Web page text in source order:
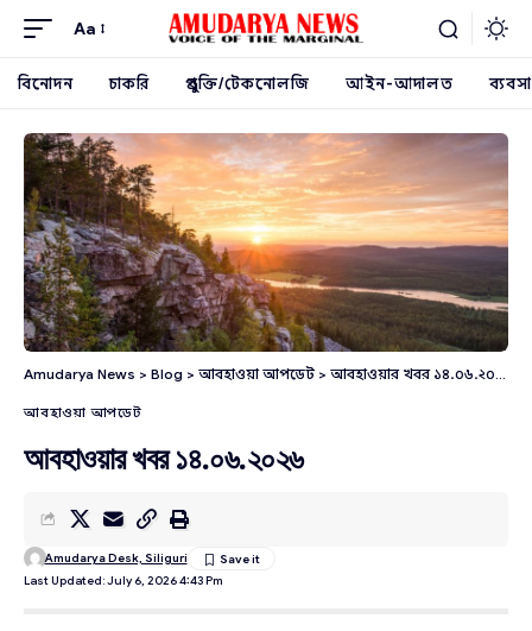
Aa
বিনোদন চাকরি প্রযুক্তি/টেকনোলজি আইন-আদালত ব্যবসা
Amudarya News > Blog > আবহাওয়া আপডেট > আবহাওয়ার খবর ১৪.০৬.২০২৬
আবহাওয়া আপডেট
আবহাওয়ার খবর ১৪.০৬.২০২৬
Last Updated: July 6, 2026 4:43 Pm
Amudarya Desk, Siliguri